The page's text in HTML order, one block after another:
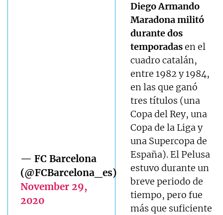
— FC Barcelona
(@FCBarcelona_es)
November 29,
2020
Diego Armando
Maradona militó
durante dos
temporadasen el
cuadro catalán,
entre 1982 y 1984,
en las que ganó
tres títulos (una
Copa del Rey, una
Copa de la Liga y
una Supercopa de
España). El Pelusa
estuvo durante un
breve periodo de
tiempo, pero fue
más que suficiente